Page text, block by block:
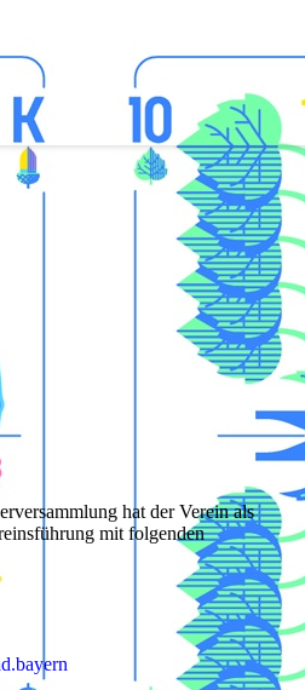
hat der Verein als
mit folgenden